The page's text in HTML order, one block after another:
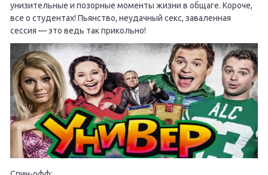
унизительные и позорные моменты жизни в общаге. Короче,
все о студентах! Пьянство, неудачный секс, заваленная
сессия — это ведь так прикольно!